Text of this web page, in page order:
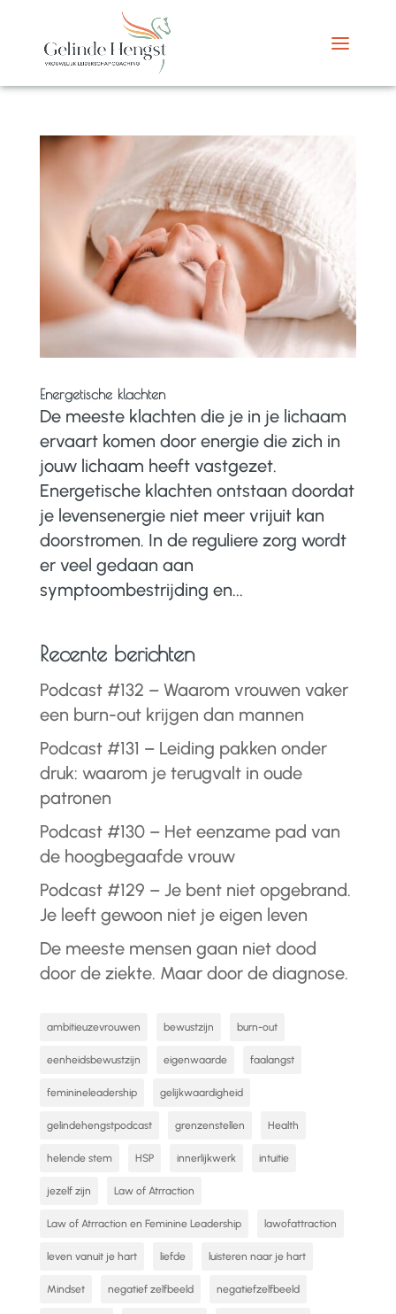
Energetische klachten
De meeste klachten die je in je lichaam
ervaart komen door energie die zich in
jouw lichaam heeft vastgezet.
Energetische klachten ontstaan doordat
je levensenergie niet meer vrijuit kan
doorstromen. In de reguliere zorg wordt
er veel gedaan aan
symptoombestrijding en...
Recente berichten
Podcast #132 – Waarom vrouwen vaker
een burn-out krijgen dan mannen
Podcast #131 – Leiding pakken onder
druk: waarom je terugvalt in oude
patronen
Podcast #130 – Het eenzame pad van
de hoogbegaafde vrouw
Podcast #129 – Je bent niet opgebrand.
Je leeft gewoon niet je eigen leven
De meeste mensen gaan niet dood
door de ziekte. Maar door de diagnose.
ambitieuzevrouwen bewustzijn burn-out
eenheidsbewustzijn eigenwaarde faalangst
feminineleadership gelijkwaardigheid
gelindehengstpodcast grenzenstellen Health
helende stem HSP innerlijkwerk intuitie
jezelf zijn Law of Atrraction
Law of Atrraction en Feminine Leadership lawofattraction
leven vanuit je hart liefde luisteren naar je hart
Mindset negatief zelfbeeld negatiefzelfbeeld